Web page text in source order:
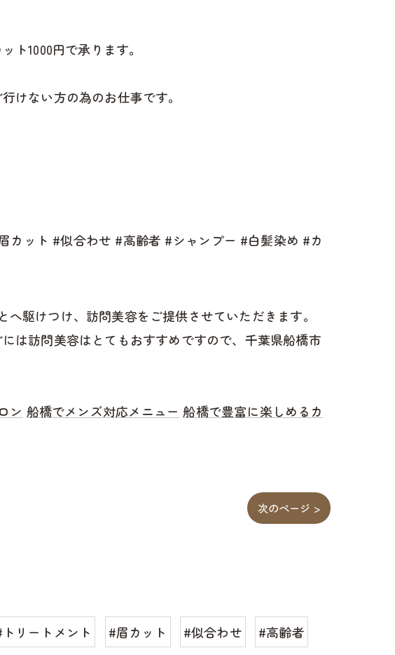
ト1000円で承ります。
けない方の為のお仕事です。
ット #似合わせ #高齢者 #シャンプー #白髪染め #カ
駆けつけ、訪問美容をご提供させていただきます。
は訪問美容はとてもおすすめですので、千葉県船橋市
ン 船橋でメンズ対応メニュー 船橋で豊富に楽しめるカ
次のページ >
リートメント #眉カット #似合わせ
#高齢者